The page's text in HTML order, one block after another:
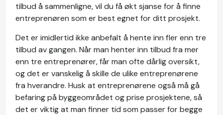
tilbud å sammenligne, vil du få økt sjanse for å finne
entreprenøren som er best egnet for ditt prosjekt.
Det er imidlertid ikke anbefalt å hente inn fler enn tre
tilbud av gangen. Når man henter inn tilbud fra mer
enn tre entreprenører, får man ofte dårlig oversikt,
og det er vanskelig å skille de ulike entreprenørene
fra hverandre. Husk at entreprenørene også må gå
befaring på byggeområdet og prise prosjektene, så
det er viktig at man finner tid som passer for begge